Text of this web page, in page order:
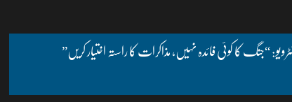
“جنگ کا کوئی فائدہ نہیں، مذاکرات کا راستہ اختیار کریں”